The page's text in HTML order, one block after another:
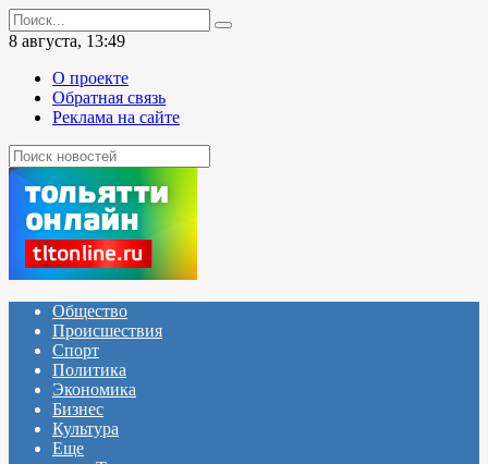
Перейти
к
содержанию
Search
for:
8 августа, 13:49
О проекте
Обратная связь
Реклама на сайте
Общество
Происшествия
Спорт
Политика
Экономика
Бизнес
Культура
Еще